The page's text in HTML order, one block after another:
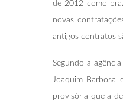
de 2012 como
novas
antigos contratos
Segundo a
Joaquim Barbosa
provisória que a